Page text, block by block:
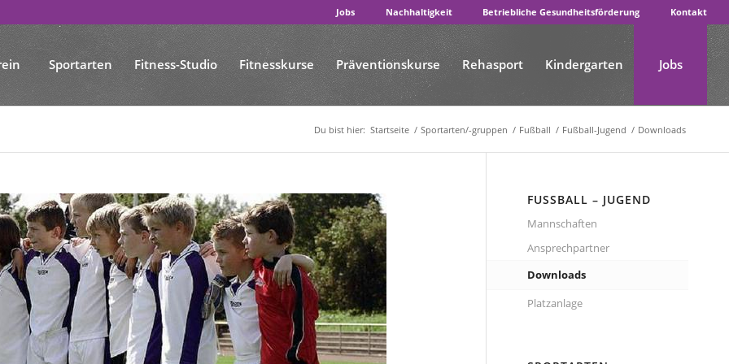
Jobs Nachhaltigkeit Betriebliche Gesundheitsförderung Kontakt
Sportarten Fitness-Studio Fitnesskurse Präventionskurse Rehasport Kindergarten Jobs
Du bist hier: Startseite / Sportarten/-gruppen / Fußball / Fußball-Jugend / Downloads
FUSSBALL – JUGEND
Mannschaften
Ansprechpartner
Downloads
Platzanlage